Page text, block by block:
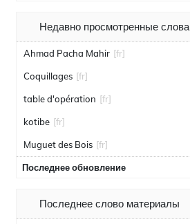
Недавно просмотренные слова
Ahmad Pacha Mahir [fr]
Coquillages [fr]
table d'opération [fr]
kotibe [fr]
Muguet des Bois [fr]
Последнее обновление
Последнее слово материалы